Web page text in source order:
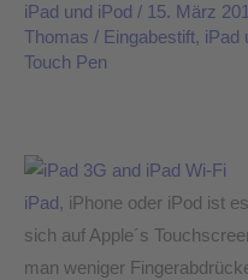
iPad und iPod / 15. März
Thomas / Eingabestift, iPad
Touch Pen
iPad, iPhone oder iPod ist
sich auf Apple´s
man weniger
zeichnen
mit
iPad,
iPhone
und
Ipod